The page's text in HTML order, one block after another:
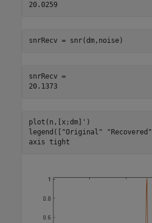
20.0259
snrRecv = snr(dm,noise)
snrRecv =
20.1373
plot(n,[x;dm]')
legend([
"Original" "Recovered"
axis tight